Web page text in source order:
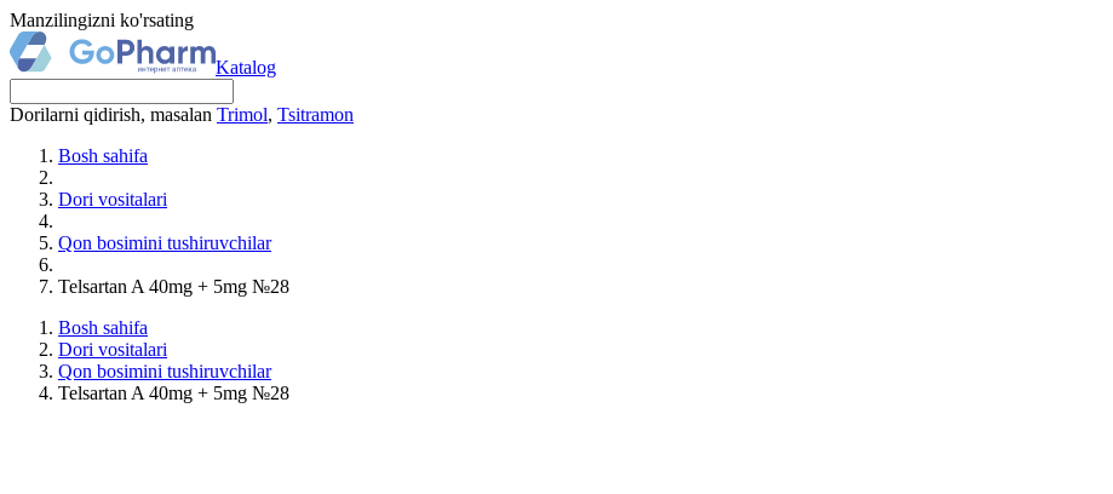
Manzilingizni ko'rsating
Katalog
Dorilarni qidirish, masalan Trimol, Tsitramon
Bosh sahifa
Dori vositalari
Qon bosimini tushiruvchilar
Telsartan A 40mg + 5mg №28
Bosh sahifa
Dori vositalari
Qon bosimini tushiruvchilar
Telsartan A 40mg + 5mg №28